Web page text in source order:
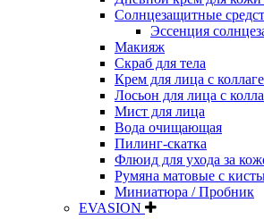
Солнцезащитные
Эссенция
Макияж
Скраб для тела
Крем для лица с
Лосьон для лица с
Мист для лица
Вода очищающая
Пилинг-скатка
Флюид для ухода за
Румяна матовые с
Миниатюра / Пробник
EVASION